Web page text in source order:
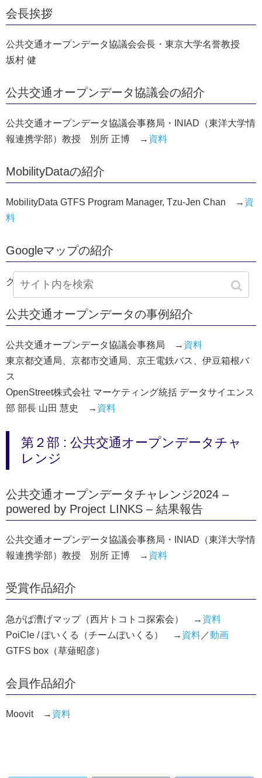
会長挨拶
公共交通オープンデータ協議会会長・東京大学名誉教授
坂村 健
公共交通オープンデータ協議会の紹介
公共交通オープンデータ協議会事務局・INIAD（東洋大学情
報連携学部）教授 別所 正博 → 資料
MobilityDataの紹介
MobilityData GTFS Program Manager, Tzu-Jen Chan → 資
料
Googleマップの紹介
グーグル合同会社
公共交通オープンデータの事例紹介
公共交通オープンデータ協議会事務局 → 資料
東京都交通局、京都市交通局、京王電鉄バス、伊豆箱根バ
ス
OpenStreet株式会社 マーケティング統括 データサイエンス
部 部長 山田 慧史 → 資料
第２部 : 公共交通オープンデータチャ
レンジ
公共交通オープンデータチャレンジ2024 –
powered by Project LINKS – 結果報告
公共交通オープンデータ協議会事務局・INIAD（東洋大学情
報連携学部）教授 別所 正博 → 資料
受賞作品紹介
急がば漕げマップ（西片トコトコ探索会） → 資料
PoiCle / ぽいくる（チームぽいくる） → 資料 ／動画
GTFS box（草薙昭彦）
会員作品紹介
Moovit → 資料